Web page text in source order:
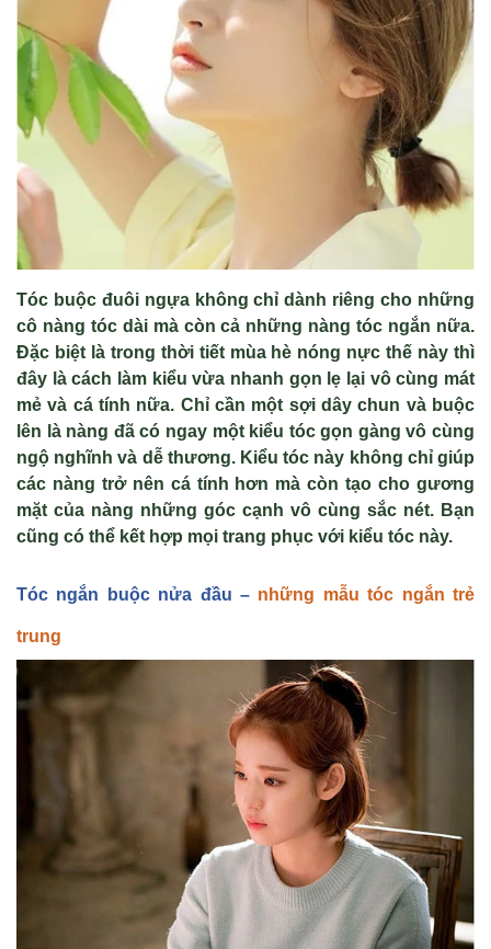
Tóc buộc đuôi ngựa không chỉ dành riêng cho những
cô nàng tóc dài mà còn cả những nàng tóc ngắn nữa.
Đặc biệt l à trong thời tiết mùa hè nóng nực thế này thì
đây là cách làm kiểu vừa nhanh gọn lẹ lại vô cùng mát
mẻ và cá tính nữa. Chỉ cần một sợi dây chun và buộc
ên là nàng đã có ngay một kiểu tóc gọn gàng vô cùng
ngộ nghĩnh và dễ thương. Kiểu tóc này không chỉ giúp
các nàng trở nên cá tính hơn mà còn tạo cho gương
mặt của nàng những góc cạnh vô cùng sắc nét. Bạn
cũng có thể kết hợp mọi trang phục với kiểu tóc này.
Tóc ngắn buộc nửa đầu – những mẫu tóc ngắn trẻ
trung